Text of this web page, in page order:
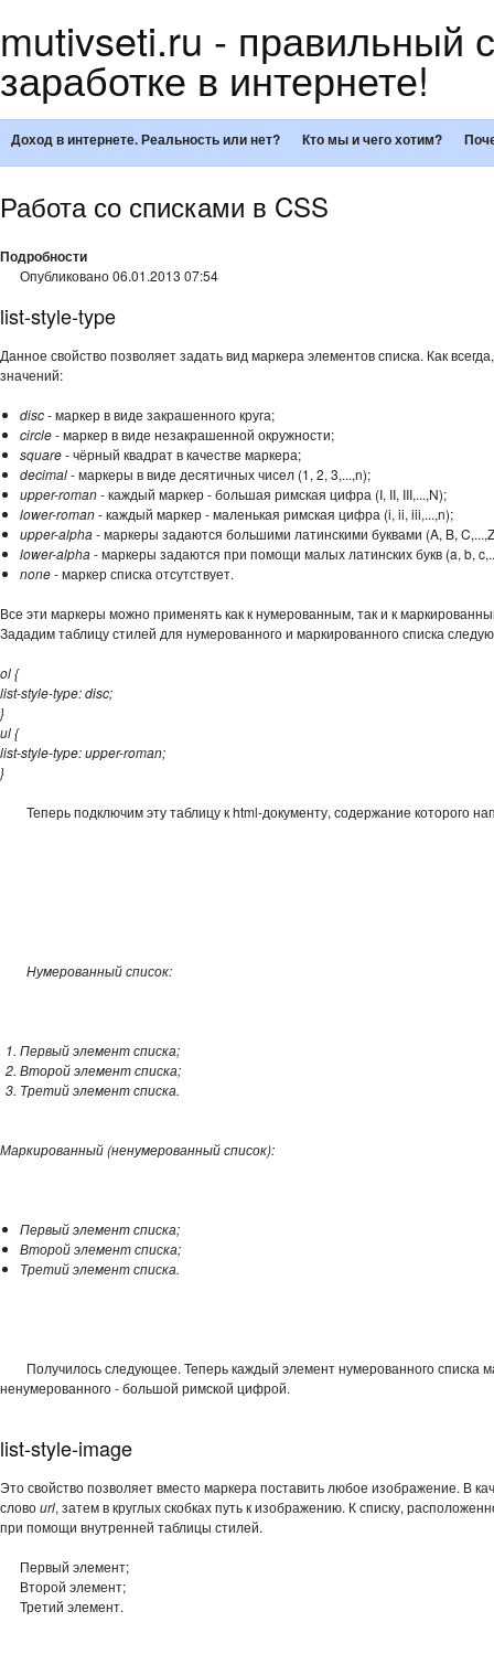
mutivseti.ru - правильный
заработке в интернете!
Доход в интернете. Реальность или нет? Кто мы и чего хотим?
Работа со списками в CSS
Подробности
Опубликовано 06.01.2013 07:54
list-style-type
Данное свойство позволяет задать вид маркера элементов списка. Как
значений:
disc- маркер в виде закрашенного круга;
circle- маркер в виде незакрашенной окружности;
square- чёрный квадрат в качестве маркера;
decimal- маркеры в виде десятичных чисел (1, 2, 3,...,n);
upper-roman- каждый маркер - большая римская цифра (I, II, III,...,N);
lower-roman- каждый маркер - маленькая римская цифра (i, ii, iii,...,n);
upper-alpha- маркеры задаются большими латинскими буквами (A, B,
lower-alpha- маркеры задаются при помощи малых латинских букв (a, b,
none- маркер списка отсутствует.
Все эти маркеры можно применять как к нумерованным, так и к
Зададим таблицу стилей для нумерованного и маркированного списка
ol {
list-style-type: disc;
}
ul {
list-style-type: upper-roman;
}
Теперь подключим эту таблицу к html-документу, содержание которого
Нумерованный список:
Первый элемент списка;
Второй элемент списка;
Третий элемент списка.
Маркированный (ненумерованный список):
Первый элемент списка;
Второй элемент списка;
Третий элемент списка.
Получилось следующее. Теперь каждый элемент нумерованного списка
ненумерованного - большой римской цифрой.
list-style-image
Это свойство позволяет вместо маркера поставить любое изображение. В
словоurl, затем в круглых скобках путь к изображению. К списку,
при помощи внутренней таблицы стилей.
Первый элемент;
Второй элемент;
Третий элемент.